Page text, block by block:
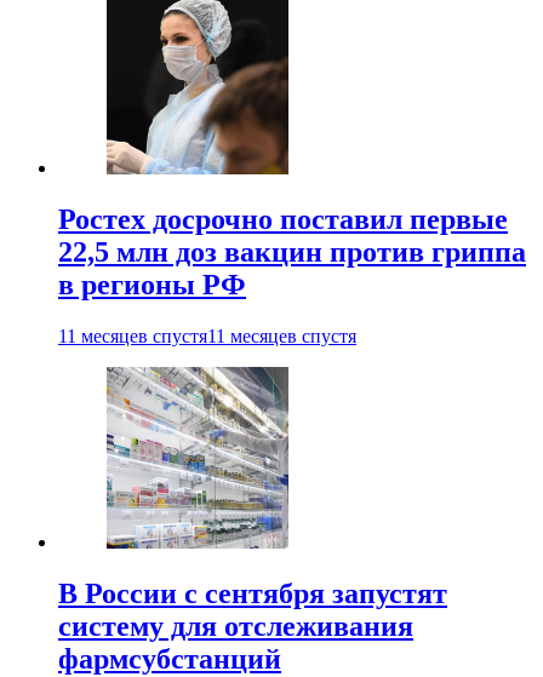
Ростех досрочно поставил первые
22,5 млн доз вакцин против гриппа
в регионы РФ
11 месяцев спустя11 месяцев спустя
В России с сентября запустят
систему для отслеживания
фармсубстанций